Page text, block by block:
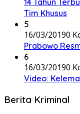
14 Tahun
Tim Khusus
5
16/03/20190
Prabowo
6
16/03/20190
Video:
Berita Kriminal